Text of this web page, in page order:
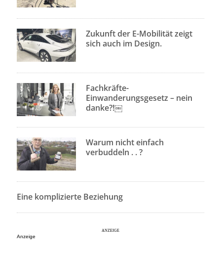
Zukunft der E-Mobilität zeigt
sich auch im Design.
Fachkräfte-
Einwanderungsgesetz – nein
danke?!￼
Warum nicht einfach
verbuddeln . . ?
Eine komplizierte Beziehung
Anzeige